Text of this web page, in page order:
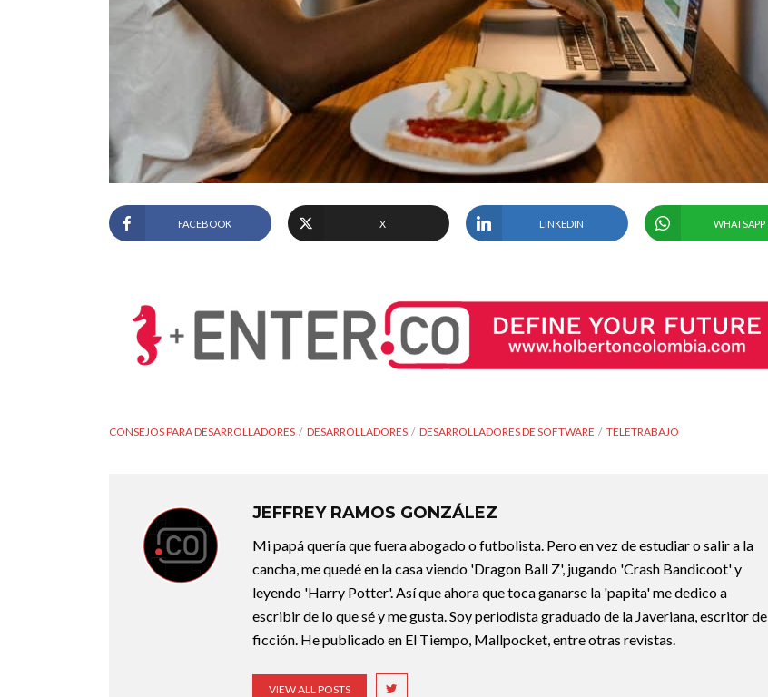
FACEBOOK X LINKEDIN WHATSAPP
CONSEJOS PARA DESARROLLADORES DESARROLLADORES DESARROLLADORES DE SOFTWARE TELETRABAJO
JEFFREY RAMOS GONZÁLEZ
Mi papá quería que fuera abogado o futbolista. Pero en vez de estudiar o salir a la
cancha, me quedé en la casa viendo 'Dragon Ball Z', jugando 'Crash Bandicoot' y
leyendo 'Harry Potter'. Así que ahora que toca ganarse la 'papita' me dedico a
escribir de lo que sé y me gusta. Soy periodista graduado de la Javeriana, escritor de
ficción. He publicado en El Tiempo, Mallpocket, entre otras revistas.
VIEW ALL POSTS